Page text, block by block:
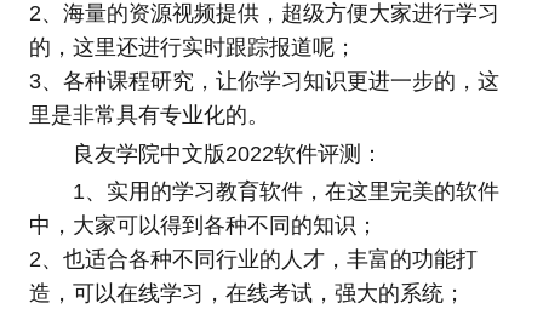
2、海量的资源视频提供，超级方便大家进行学习
的，这里还进行实时跟踪报道呢；
3、各种课程研究，让你学习知识更进一步的，这
里是非常具有专业化的。
良友学院中文版2022软件评测：
1、实用的学习教育软件，在这里完美的软件
中，大家可以得到各种不同的知识；
2、也适合各种不同行业的人才，丰富的功能打
造，可以在线学习，在线考试，强大的系统；